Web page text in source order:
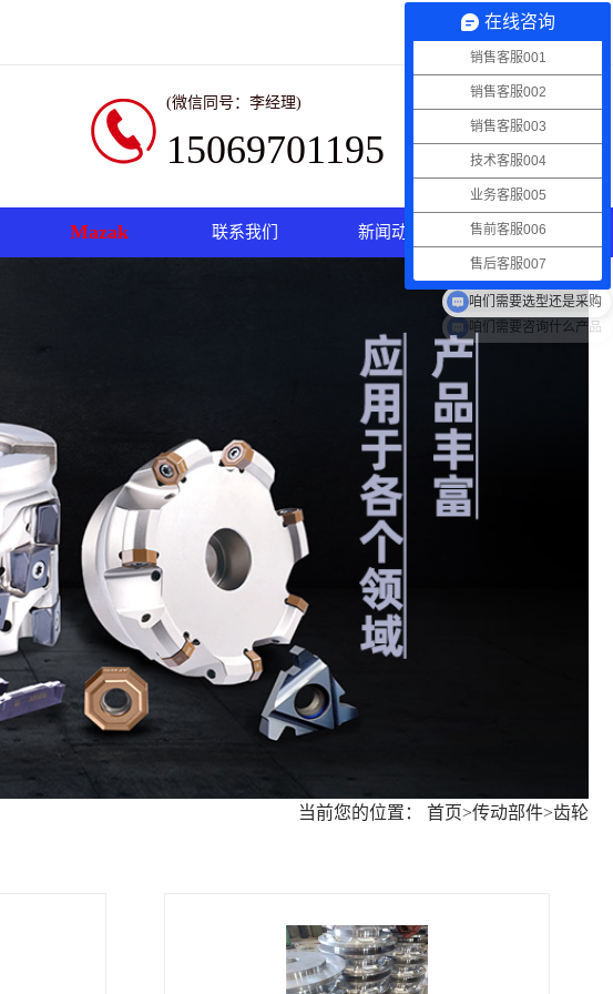
Mazak|国产机床
(微信同号：李经理)
15069701195
Mazak 联系我们 新闻动态
当前您的位置： 首页>传动部件>齿轮
在线咨询
销售客服001
销售客服002
销售客服003
技术客服004
业务客服005
售前客服006
售后客服007
咱们需要选型还是采购